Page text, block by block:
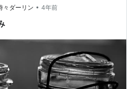
トレスなどから引き起こされる
なり、イライラが継続し…
々ダーリン • 4年前